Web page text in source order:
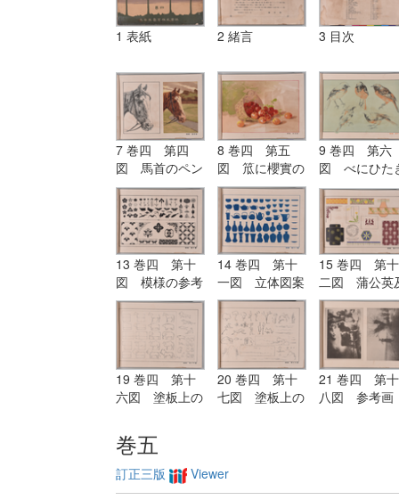
1 表紙 2 緒言 3 目次
7 巻四 第四
図 馬首のペン
画と水彩画
8 巻四 第五
図 笟に櫻實の
水彩画
9 巻四 第六
図 べにひた
の色鉛筆画
13 巻四 第十
図 模様の参考
図
14 巻四 第十
一図 立体図案
の参考図
15 巻四 第十
二図 蒲公英
び其の模様の
用画
19 巻四 第十
六図 塗板上の
くも宜し）
20 巻四 第十
七図 塗板上の
21 巻四 第十
八図 参考画
巻五
訂正三版 Viewer